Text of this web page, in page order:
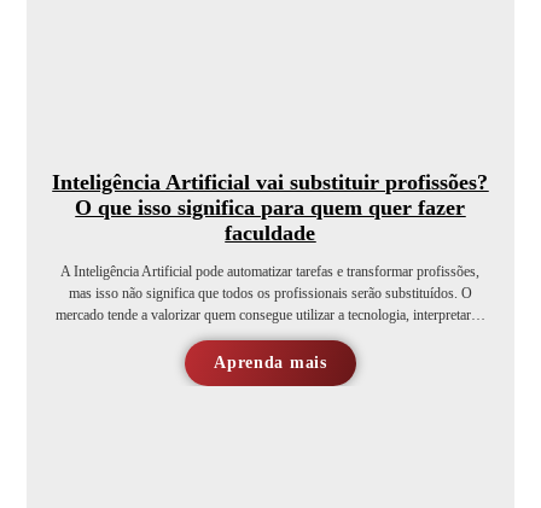
Inteligência Artificial vai substituir profissões?
O que isso significa para quem quer fazer
faculdade
A Inteligência Artificial pode automatizar tarefas e transformar profissões,
mas isso não significa que todos os profissionais serão substituídos. O
mercado tende a valorizar quem consegue utilizar a tecnologia, interpretar…
Aprenda mais